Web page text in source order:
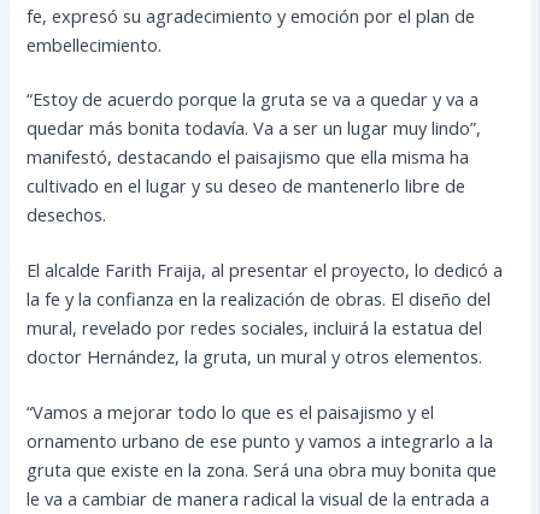
fe, expresó su agradecimiento y emoción por el plan de
embellecimiento.
“Estoy de acuerdo porque la gruta se va a quedar y va a
quedar más bonita todavía. Va a ser un lugar muy lindo”,
manifestó, destacando el paisajismo que ella misma ha
cultivado en el lugar y su deseo de mantenerlo libre de
desechos.
El alcalde Farith Fraija, al presentar el proyecto, lo dedicó a
la fe y la confianza en la realización de obras. El diseño del
mural, revelado por redes sociales, incluirá la estatua del
doctor Hernández, la gruta, un mural y otros elementos.
“Vamos a mejorar todo lo que es el paisajismo y el
ornamento urbano de ese punto y vamos a integrarlo a la
gruta que existe en la zona. Será una obra muy bonita que
le va a cambiar de manera radical la visual de la entrada a